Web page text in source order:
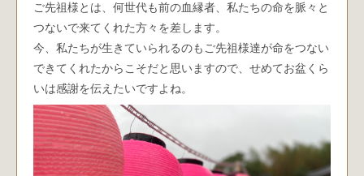
ご先祖様とは、何世代も前の血縁者、私たちの命を脈々と
つないで来てくれた方々を差します。
今、私たちが生きていられるのもご先祖様達が命をつない
できてくれたからこそだと思いますので、せめてお盆くら
いは感謝を伝えたいですよね。